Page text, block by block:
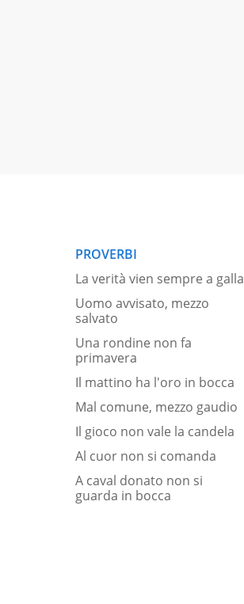
PROVERBI
La verità vien sempre a galla
Uomo avvisato, mezzo
salvato
Una rondine non fa
primavera
Il mattino ha l'oro in bocca
Mal comune, mezzo gaudio
Il gioco non vale la candela
Al cuor non si comanda
A caval donato non si
guarda in bocca